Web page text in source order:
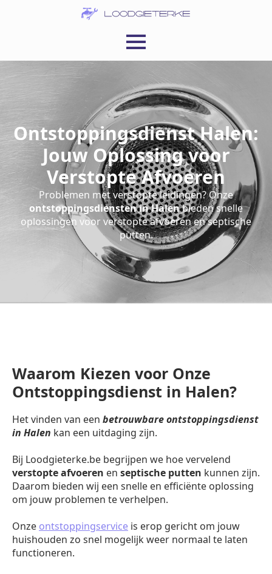
Ontstoppingsdienst Halen:
Jouw Oplossing voor
Verstopte Afvoeren
Problemen met verstopte leidingen? Onze
ontstoppingsdiensten in Halenbieden snelle
oplossingen voor verstopte afvoeren en septische
putten.
Waarom Kiezen voor Onze
Ontstoppingsdienst in Halen?
Het vinden van een betrouwbare ontstoppingsdienst
in Halen kan een uitdaging zijn.
Bij Loodgieterke.be begrijpen we hoe vervelend
verstopte afvoeren en septische putten kunnen zijn.
Daarom bieden wij een snelle en efficiënte oplossing
om jouw problemen te verhelpen.
Onze ontstoppingservice is erop gericht om jouw
huishouden zo snel mogelijk weer normaal te laten
functioneren.